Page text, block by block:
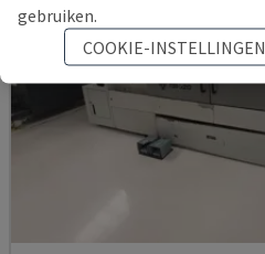
gebruiken.
COOKIE-INSTELLINGEN